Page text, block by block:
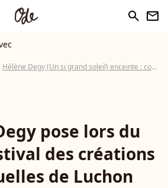
search newsletter
Hélène Degy (Un si grand soleil) enceinte : comment son mari, aussi acteur, a apaisé ses angoisses
pose lors du
des créations
de Luchon